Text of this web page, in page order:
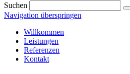
Suchen
Navigation überspringen
Willkommen
Leistungen
Referenzen
Kontakt